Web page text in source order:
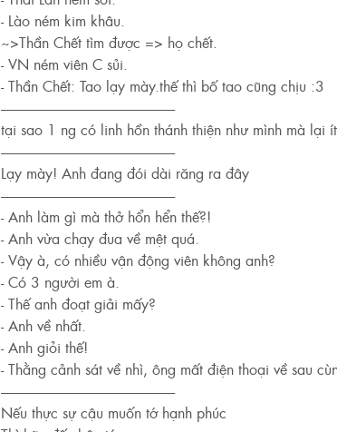
- Lào ném kim khâu.
~>Thần Chết tìm được => họ chết.
- VN ném viên C sủi.
- Thần Chết: Tao lạy mày.thế thì bố tao cũng chịu :3
----------------------------------------------------------------
tại sao 1 ng có linh hồn thánh thiện như mình mà lại
----------------------------------------------------------------
Lạy mày! Anh đang đói dài răng ra đây
----------------------------------------------------------------
- Anh làm gì mà thở hổn hển thế?!
- Anh vừa chạy đua về mệt quá.
- Vậy à, có nhiều vận động viên không anh?
- Có 3 người em à.
- Thế anh đoạt giải mấy?
- Anh về nhất.
- Anh giỏi thế!
- Thằng cảnh sát về nhì, ông mất điện thoại về sau
----------------------------------------------------------------
Nếu thực sự cậu muốn tớ hạnh phúc